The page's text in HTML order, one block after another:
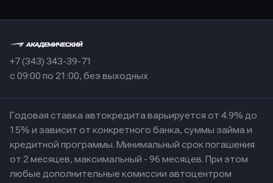
+7 (343) 343-39-71
с 09:00 по 21:00, без выходных
Годовая ставка автокредита варьируется от 4.9% до
15% и зависит от конкретного банка, суммы займа и
кредитной программы. Минимальный срок погашения
от 2 месяцев, максимальный - 96 месяцев. При этом
любые дополнительные комиссии автоцентром